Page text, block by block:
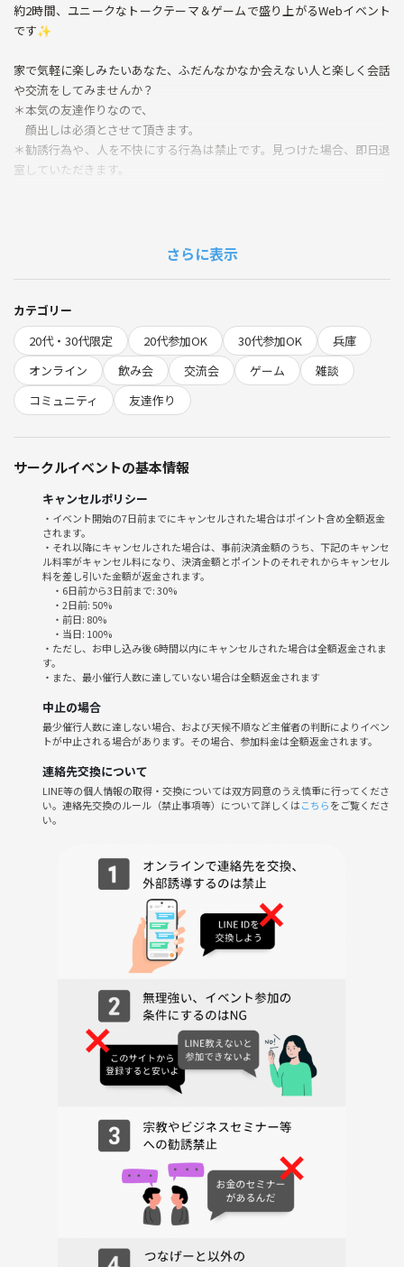
約2時間、ユニークなトークテーマ＆ゲームで盛り上がるWebイベント
です✨
家で気軽に楽しみたいあなた、ふだんなかなか会えない人と楽しく会話
や交流をしてみませんか？
＊本気の友達作りなので、
顔出しは必須とさせて頂きます。
＊勧誘行為や、人を不快にする行為は禁止です。見つけた場合、即日退
室していただきます。
・21:50 エンディング
・22:00 解散（途中退室もOK！）
🌱サークルの雰囲気
・オンラインならではの気軽さと安心感◎
・初参加・おひとり様も運営スタッフがサポートするので心配いりませ
・「全国に友達ができる」「自宅だから移動ナシ！」「趣味や情報交換
・みんなで楽しい時間を作ることを大切にしています。
・当サークルの特典としまして、
Slackで平常時から対話できる環境を用意しております。WEBの会に参
加頂き、運営がコミュニティに参加して欲しいと思う方はSlackにご案
内致します。
⚠️注意事項⚠️
下記の行為はご遠慮ください。
・勧誘・営業・告知・引き抜き・しつこいナンパ・暴言など
・過度なナンパ行為や迷惑行為
・開催内容や風景写真、動画のSNS等への無許可投稿
サークルやイベントの輪を乱す行動をする方、運営側の指示に従ってい
ただけない方や運営側が参加者様としてふさわしくないと判断した方
は、イベントの参加お断りや即日退室していただきます。(その際の返
金等の保証は一切行いません)
全国の仲間と話しながら、一緒に楽しい時間を過ごしませんか？ご参加
さらに表示
カテゴリー
20代・30代限定
20代参加OK 30代参加OK
兵庫
オンライン
飲み会 交流会 ゲーム
雑談
コミュニティ
友達作り
サークルイベントの基本情報
キャンセルポリシー
・イベント開始の7日前までにキャンセルされた場合はポイント含め全額返金
されます。
・それ以降にキャンセルされた場合は、事前決済金額のうち、下記のキャンセ
ル料率がキャンセル料になり、決済金額とポイントのそれぞれからキャンセル
料を差し引いた金額が返金されます。
・6日前から3日前まで: 30%
・2日前: 50%
・前日: 80%
・当日: 100%
・ただし、お申し込み後 6時間以内にキャンセルされた場合は全額返金されま
す。
・また、最小催行人数に達していない場合は全額返金されます
中止の場合
最少催行人数に達しない場合、および天候不順など主催者の判断によりイベン
トが中止される場合があります。その場合、参加料金は全額返金されます。
連絡先交換について
LINE等の個人情報の取得・交換については双方同意のうえ慎重に行ってくださ
い。連絡先交換のルール（禁止事項等）について詳しくはこちらをご覧くださ
い。